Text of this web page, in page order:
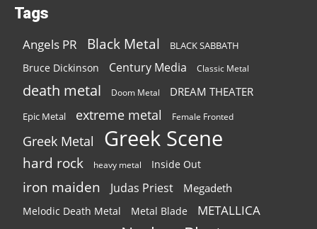
Tags
Angels PR Black Metal BLACK SABBATH
Bruce Dickinson Century Media Classic Metal
death metal Doom Metal DREAM THEATER
Epic Metal extreme metal Female Fronted
Greek Metal Greek Scene
hard rock heavy metal Inside Out
iron maiden Judas Priest Megadeth
Melodic Death Metal Metal Blade METALLICA